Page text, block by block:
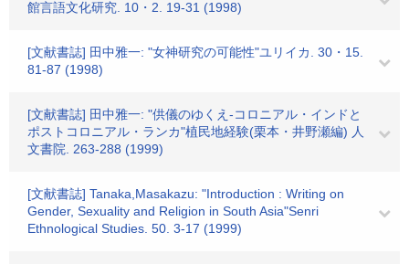
館言語文化研究. 10・2. 19-31 (1998)
[文献書誌] 田中雅一: "女神研究の可能性"ユリイカ. 30・15.
81-87 (1998)
[文献書誌] 田中雅一: "供儀のゆくえ-コロニアル・インドと
ポストコロニアル・ランカ"植民地経験(栗本・井野瀬編) 人
文書院. 263-288 (1999)
[文献書誌] Tanaka,Masakazu: "Introduction : Writing on
Gender, Sexuality and Religion in South Asia"Senri
Ethnological Studies. 50. 3-17 (1999)